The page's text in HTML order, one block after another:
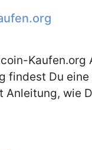
Kaufen.org
findest Du
Anleitung, wie